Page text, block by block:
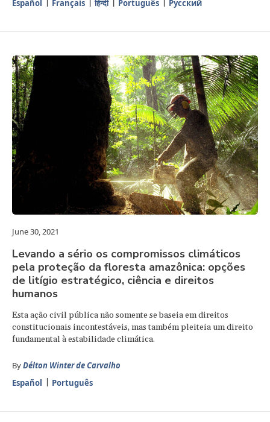
Español Français हिन्दी Português Русский
June 30, 2021
Levando a sério os compromissos climáticos
pela proteção da floresta amazônica: opções
de litígio estratégico, ciência e direitos
humanos
Esta ação civil pública não somente se baseia em direitos
constitucionais incontestáveis, mas também pleiteia um direito
fundamental à estabilidade climática.
ByDélton Winter de Carvalho
Español
Português